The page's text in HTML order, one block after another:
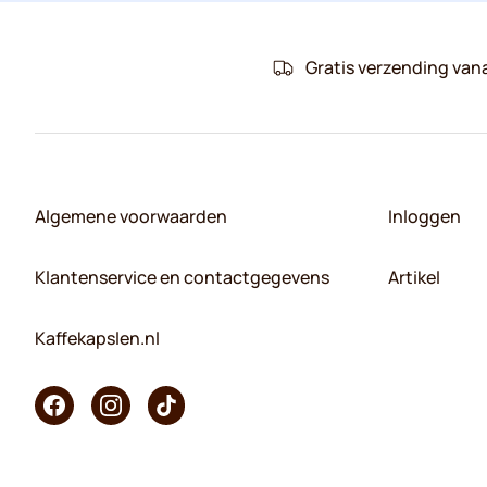
Gratis verzending
Algemene voorwaarden
Klantenservice en contactgegevens
Kaffekapslen.nl
Inloggen
Artikel